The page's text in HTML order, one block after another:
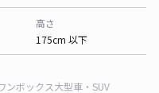
高さ
175cm 以下
ンボックス大型車・SUV